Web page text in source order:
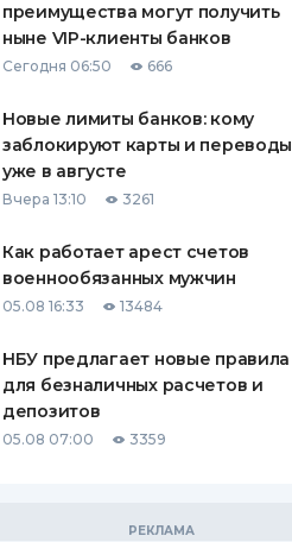
преимущества могут получить
ныне VIP-клиенты банков
Сегодня 06:50 666
Новые лимиты банков: кому
заблокируют карты и переводы
уже в августе
Вчера 13:10 3261
Как работает арест счетов
военнообязанных мужчин
05.08 16:33 13484
НБУ предлагает новые правила
для безналичных расчетов и
депозитов
05.08 07:00 3359